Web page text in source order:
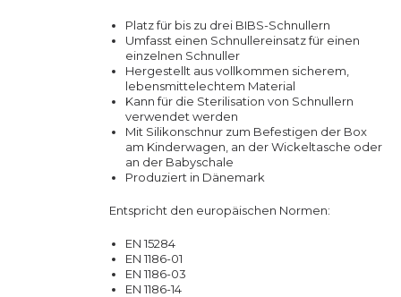
Platz für bis zu drei BIBS-Schnullern
Umfasst einen Schnullereinsatz für einen
einzelnen Schnuller
Hergestellt aus vollkommen sicherem,
lebensmittelechtem Material
Kann für die Sterilisation von Schnullern
verwendet werden
Mit Silikonschnur zum Befestigen der Box
am Kinderwagen, an der Wickeltasche oder
an der Babyschale
Produziert in Dänemark
Entspricht den europäischen Normen:
EN 15284
EN 1186-01
EN 1186-03
EN 1186-14